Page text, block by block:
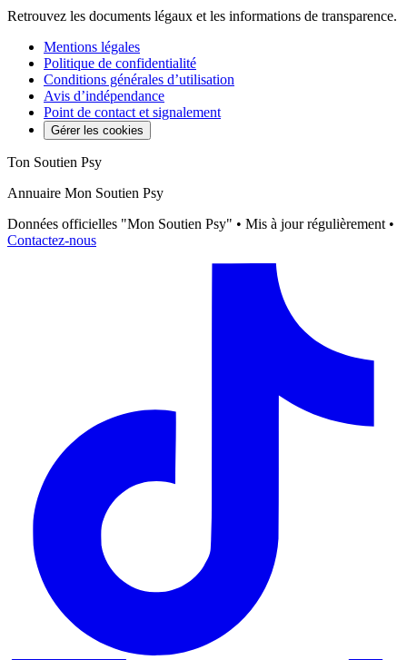
Retrouvez les documents légaux et les informations de transparence.
Mentions légales
Politique de confidentialité
Conditions générales d’utilisation
Avis d’indépendance
Point de contact et signalement
Gérer les cookies
Ton Soutien Psy
Annuaire Mon Soutien Psy
Données officielles "Mon Soutien Psy" • Mis à jour régulièrement •
Contactez-nous